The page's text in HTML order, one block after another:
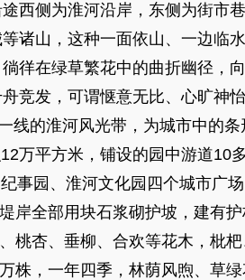
西侧为淮河沿岸，东侧为街市
诸山，这种一面依山、一边临
徉在绿草繁花中的曲折幽径，
竞发，可谓惬意无比、心旷神怡
的淮河风光带，为城市中的条
万平方米，铺设的园中游道10
事园、淮河文化园四个城市广
岸全部用块石浆砌护坡，建有
桃杏、垂柳、合欢等花木，枇
株，一年四季，林荫风煦、草